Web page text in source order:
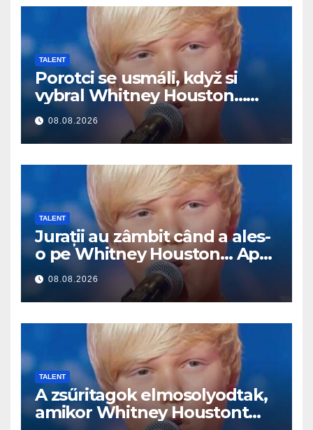
TALENT
Porotci se usmáli, když si
vybral Whitney Houston…
Pak začal zpívat
08.08.2026
TALENT
Jurații au zâmbit când a ales-
o pe Whitney Houston… Apoi
a început să cânte
08.08.2026
TALENT
A zsűritagok elmosolyodtak,
amikor Whitney Houstont